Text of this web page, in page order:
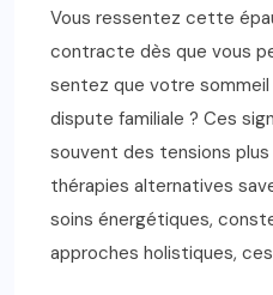
Vous ressentez cette
contracte dès que vous
sentez que votre
dispute familiale ? Ces
souvent des tensions
thérapies alternatives
soins énergétiques,
approches holistiques,